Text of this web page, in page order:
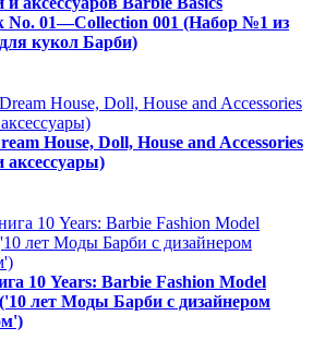
No. 01—Collection 001 (Набор №1 из
кукол Барби)
House, Doll, House and Accessories
10 Years: Barbie Fashion Model
лет Моды Барби с дизайнером